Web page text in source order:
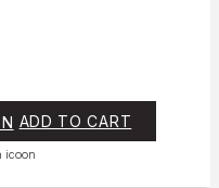
ADD TO CART